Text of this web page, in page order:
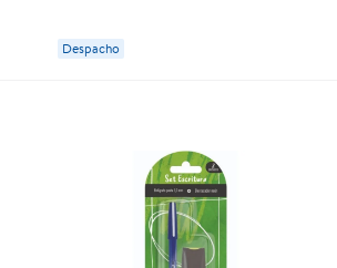
Despacho